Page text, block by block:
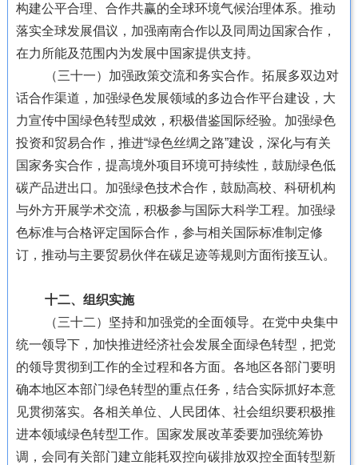
构建公平合理、合作共赢的全球环境气候治理体系。推动
落实全球发展倡议，加强南南合作以及同周边国家合作，
在力所能及范围内为发展中国家提供支持。
（三十一）加强政策交流和务实合作。拓展多双边对
话合作渠道，加强绿色发展领域的多边合作平台建设，大
力宣传中国绿色转型成效，积极借鉴国际经验。加强绿色
投资和贸易合作，推进“绿色丝绸之路”建设，深化与有关
国家务实合作，提高境外项目环境可持续性，鼓励绿色低
碳产品进出口。加强绿色技术合作，鼓励高校、科研机构
与外方开展学术交流，积极参与国际大科学工程。加强绿
色标准与合格评定国际合作，参与相关国际标准制定修
订，推动与主要贸易伙伴在碳足迹等规则方面衔接互认。
十二、组织实施
（三十二）坚持和加强党的全面领导。在党中央集中
统一领导下，加快推进经济社会发展全面绿色转型，把党
的领导贯彻到工作的全过程和各方面。各地区各部门要明
确本地区本部门绿色转型的重点任务，结合实际抓好本意
见贯彻落实。各相关单位、人民团体、社会组织要积极推
进本领域绿色转型工作。国家发展改革委要加强统筹协
调，会同有关部门建立能耗双控向碳排放双控全面转型新